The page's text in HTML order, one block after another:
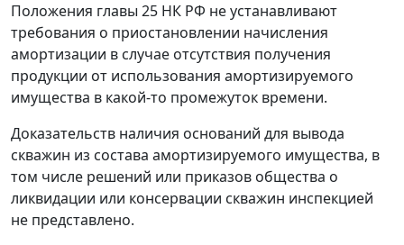
Положения главы 25 НК РФ не устанавливают
требования о приостановлении начисления
амортизации в случае отсутствия получения
продукции от использования амортизируемого
имущества в какой-то промежуток времени.
Доказательств наличия оснований для вывода
скважин из состава амортизируемого имущества, в
том числе решений или приказов общества о
ликвидации или консервации скважин инспекцией
не представлено.